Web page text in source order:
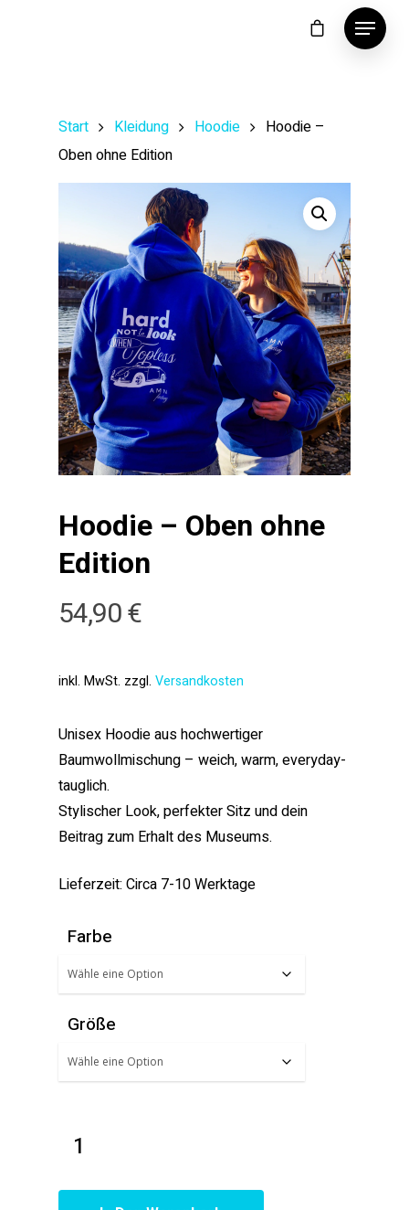
Start Kleidung Hoodie
Hoodie –
Oben ohne Edition
Hoodie – Oben ohne
Edition
54,90€
inkl. MwSt. zzgl. Versandkosten
Unisex Hoodie aus hochwertiger
Baumwollmischung – weich, warm, everyday-
tauglich.
Stylischer Look, perfekter Sitz und dein
Beitrag zum Erhalt des Museums.
Lieferzeit: Circa 7-10 Werktage
Farbe
Größe